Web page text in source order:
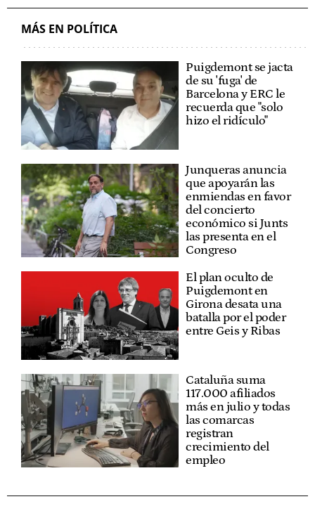
MÁS EN POLÍTICA
Puigdemont se jacta
de su 'fuga' de
Barcelona y ERC le
recuerda que "solo
hizo el ridículo"
Junqueras anuncia
que apoyarán las
enmiendas en favor
del concierto
económico si Junts
las presenta en el
Congreso
El plan oculto de
Puigdemont en
Girona desata una
batalla por el poder
entre Geis y Ribas
Cataluña suma
117.000 afiliados
más en julio y todas
las comarcas
registran
crecimiento del
empleo